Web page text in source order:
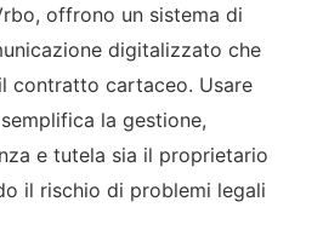
offrono un sistema di
digitalizzato che
contratto cartaceo. Usare
la gestione,
e tutela sia il proprietario
il rischio di problemi legali